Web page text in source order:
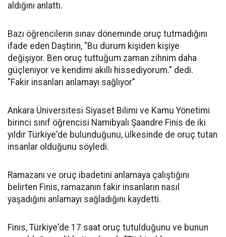
aldığını anlattı.
Bazı öğrencilerin sınav döneminde oruç tutmadığını
ifade eden Daştirin, "Bu durum kişiden kişiye
değişiyor. Ben oruç tuttuğum zaman zihnim daha
güçleniyor ve kendimi akıllı hissediyorum." dedi.
"Fakir insanları anlamayı sağlıyor"
Ankara Üniversitesi Siyaset Bilimi ve Kamu Yönetimi
birinci sınıf öğrencisi Namibyalı Şaandre Finis de iki
yıldır Türkiye'de bulunduğunu, ülkesinde de oruç tutan
insanlar olduğunu söyledi.
Ramazanı ve oruç ibadetini anlamaya çalıştığını
belirten Finis, ramazanın fakir insanların nasıl
yaşadığını anlamayı sağladığını kaydetti.
Finis, Türkiye'de 17 saat oruç tutulduğunu ve bunun